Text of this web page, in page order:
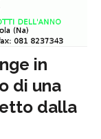
in
di una
dalla